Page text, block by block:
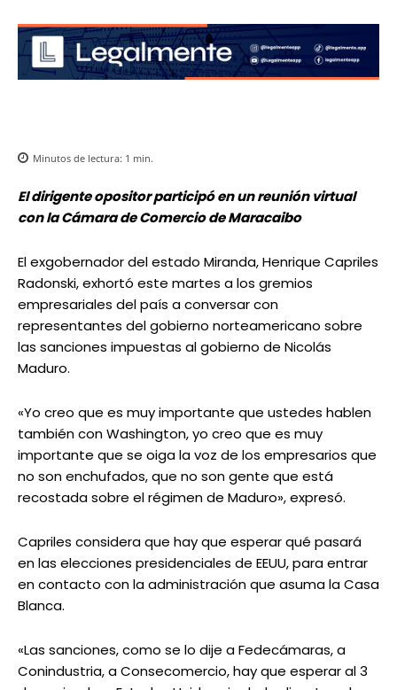
Minutos de lectura: 1 min.
El dirigente opositor participó en un reunión virtual
con la Cámara de Comercio de Maracaibo
El exgobernador del estado Miranda, Henrique Capriles
Radonski, exhortó este martes a los gremios
empresariales del país a conversar con
representantes del gobierno norteamericano sobre
las sanciones impuestas al gobierno de Nicolás
Maduro.
«Yo creo que es muy importante que ustedes hablen
también con Washington, yo creo que es muy
importante que se oiga la voz de los empresarios que
no son enchufados, que no son gente que está
recostada sobre el régimen de Maduro», expresó.
Capriles considera que hay que esperar qué pasará
en las elecciones presidenciales de EEUU, para entrar
en contacto con la administración que asuma la Casa
Blanca.
«Las sanciones, como se lo dije a Fedecámaras, a
Conindustria, a Consecomercio, hay que esperar al 3